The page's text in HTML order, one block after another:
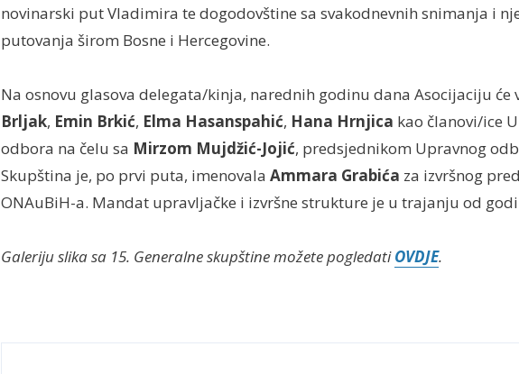
novinarski put Vladimira te dogodovštine sa svakodnevnih snimanja i
putovanja širom Bosne i Hercegovine.
Na osnovu glasova delegata/kinja, narednih godinu dana Asocijaciju
Brljak, Emin Brkić, Elma Hasanspahić, Hana Hrnjica kao članovi/ice
odbora na čelu sa Mirzom Mujdžić-Jojić, predsjednikom Upravnog
Skupština je, po prvi puta, imenovala Ammara Grabića za izvršnog
ONAuBiH-a. Mandat upravljačke i izvršne strukture je u trajanju od
Galeriju slika sa 15. Generalne skupštine možete pogledatiOVDJE.